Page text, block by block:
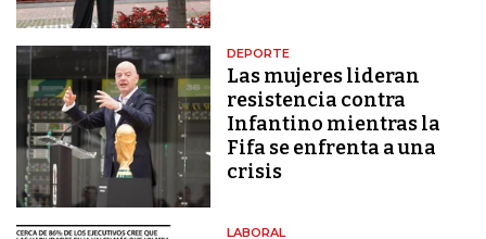
DEPORTE
Las mujeres lideran
resistencia contra
Infantino mientras la
Fifa se enfrenta a una
crisis
LABORAL